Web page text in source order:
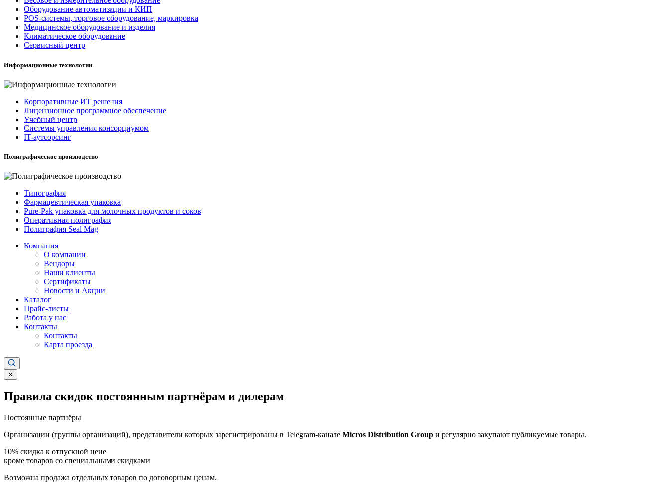
Оборудование автоматизации и КИП
POS-системы, торговое оборудование, маркировка
Медицинское оборудование и изделия
Климатическое оборудование
Сервисный центр
Информационные технологии
Корпоративные ИТ решения
Лицензионное программное обеспечение
Учебный центр
Системы управления консорциумом
IT-аутсорсинг
Полиграфическое производство
Типография
Фармацевтическая упаковка
Pure-Pak упаковка для молочных продуктов и соков
Оперативная полиграфия
Полиграфия Seal Mag
Компания
О компании
Вендоры
Наши клиенты
Сертификаты
Новости и Акции
Каталог
Прайс-листы
Работа у нас
Контакты
Контакты
Карта проезда
✕
Правила скидок постоянным партнёрам и дилерам
Постоянные партнёры
Организации (группы организаций), представители которых зарегистрированы в Telegram-канале Micros Distribution Group и регулярно закупают публикуемые товары.
10% скидка к отпускной цене
кроме товаров со специальными скидками
Возможна продажа отдельных товаров по договорным ценам.